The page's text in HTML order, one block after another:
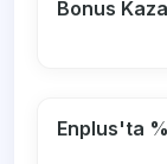
Bonus
Enplus'ta